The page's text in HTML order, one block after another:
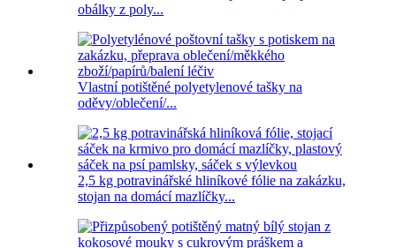
obálky z poly...
Vlastní potištěné polyetylenové tašky na
oděvy/oblečení/...
2,5 kg potravinářské hliníkové fólie na zakázku,
stojan na domácí mazlíčky...